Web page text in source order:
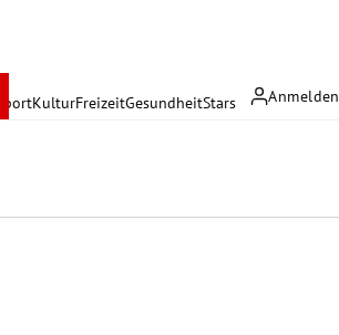
Anmelden
SportKulturFreizeitGesundheitStars